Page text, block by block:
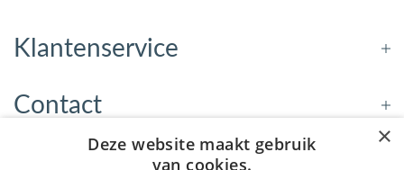
Klantenservice
Contact
Openingstijden
×
Deze website maakt gebruik
van cookies.